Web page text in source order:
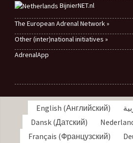
BijnierNET.nl
The European Adrenal Network »
Other (inter)national initiatives »
AdrenalApp
English (Английский)
Dansk(Датский)
Français (Французский)